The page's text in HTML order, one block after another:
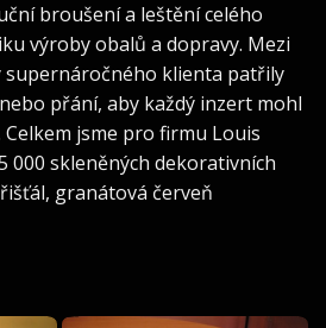
broušení a leštění celého
výroby obalů a dopravy. Mezi
supernáročného klienta patřily
přání, aby každý inzert mohl
jsme pro firmu Louis
000 skleněných dekorativních
granátová červeň